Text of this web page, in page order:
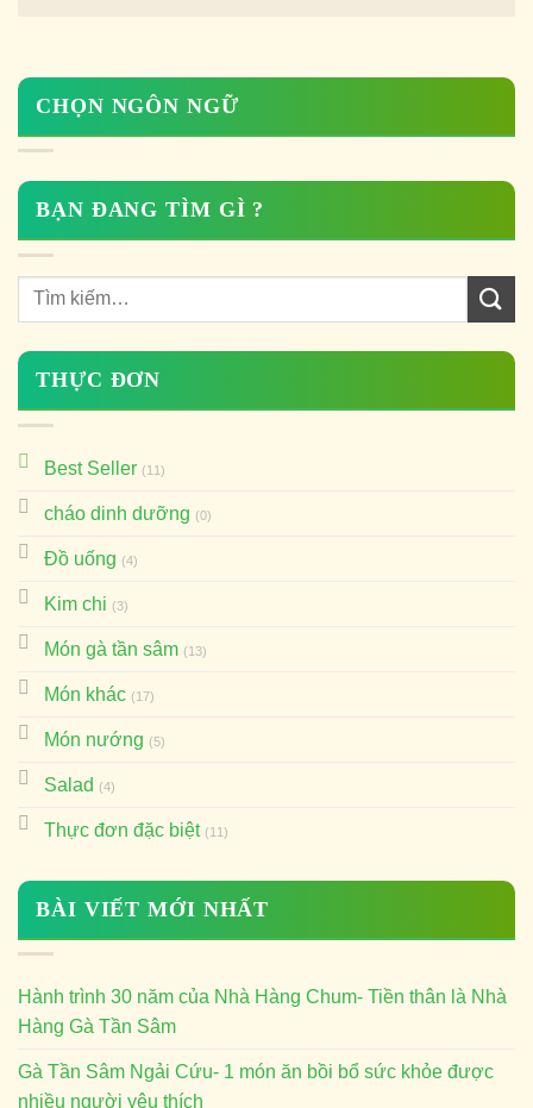
CHỌN NGÔN NGỮ
BẠN ĐANG TÌM GÌ ?
THỰC ĐƠN
Best Seller (11)
cháo dinh dưỡng (0)
Đồ uống (4)
Kim chi (3)
Món gà tần sâm (13)
Món khác (17)
Món nướng (5)
Salad (4)
Thực đơn đặc biệt (11)
BÀI VIẾT MỚI NHẤT
Hành trình 30 năm của Nhà Hàng Chum- Tiền thân là Nhà
Hàng Gà Tần Sâm
Gà Tần Sâm Ngải Cứu- 1 món ăn bồi bổ sức khỏe được
nhiều người yêu thích